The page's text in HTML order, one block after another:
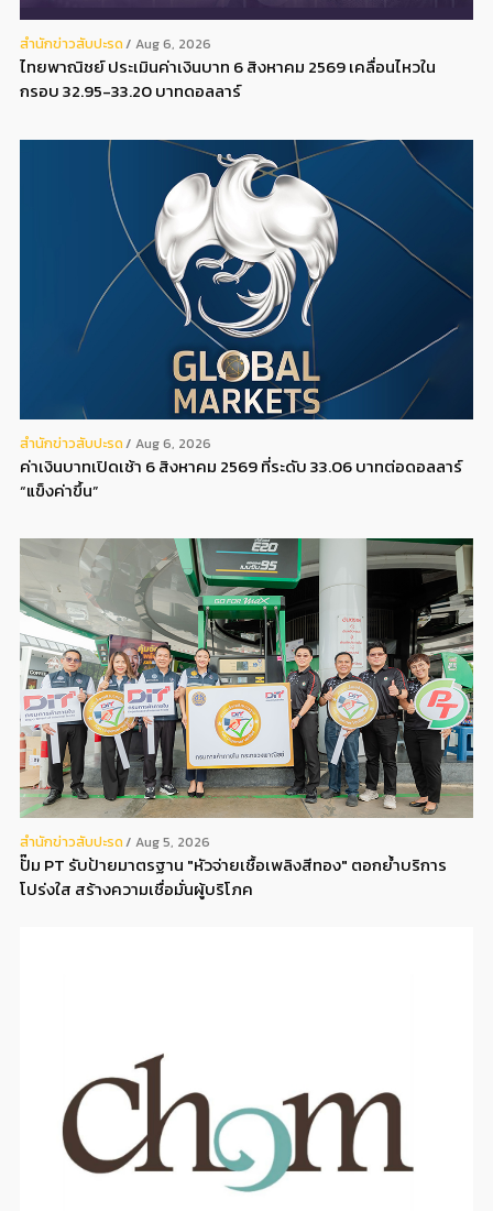
สํานักข่าวสับปะรด Aug 6, 2026
ไทยพาณิชย์ ประเมินค่าเงินบาท 6 สิงหาคม 2569 เคลื่อนไหวใน
กรอบ 32.95-33.20 บาทดอลลาร์
สํานักข่าวสับปะรด Aug 6, 2026
ค่าเงินบาทเปิดเช้า 6 สิงหาคม 2569 ที่ระดับ 33.06 บาทต่อดอลลาร์
“แข็งค่าขึ้น”
สํานักข่าวสับปะรด Aug 5, 2026
ปั๊ม PT รับป้ายมาตรฐาน "หัวจ่ายเชื้อเพลิงสีทอง" ตอกย้ำบริการ
โปร่งใส สร้างความเชื่อมั่นผู้บริโภค